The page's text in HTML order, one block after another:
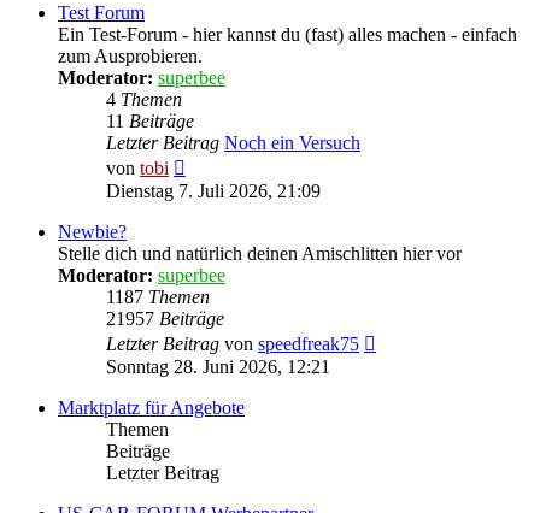
Test Forum
Ein Test-Forum - hier kannst du (fast) alles machen - einfach
zum Ausprobieren.
Moderator: superbee
4 Themen
11 Beiträge
Letzter Beitrag Noch ein Versuch
von tobi
Beitrag
Dienstag 7. Juli 2026, 21:09
Newbie?
Stelle dich und natürlich deinen Amischlitten hier vor
Moderator: superbee
1187 Themen
21957 Beiträge
Letzter Beitrag von speedfreak75
Sonntag 28. Juni 2026, 12:21
Marktplatz für Angebote
Themen
Beiträge
Letzter Beitrag